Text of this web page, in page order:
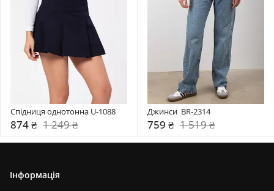
Спідниця однотонна U-1088
874 ₴ 1 249 ₴
Джинси  BR-2314
759 ₴ 1 519 ₴
Інформація